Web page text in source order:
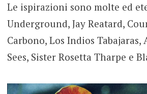
Le ispirazioni sono molte ed
Underground, Jay Reatard,
Carbono, Los Indios Tabajaras,
Sees, Sister Rosetta Tharpe e